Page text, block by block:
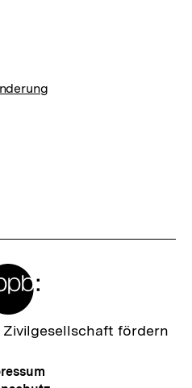
Zivilgesellschaft fördern
Meta-